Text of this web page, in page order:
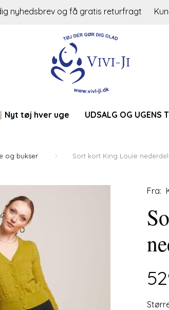
nyhedsbrev og få gratis returfragt
Nyt tøj hver uge UDSALG OG UGENS
og bukser Sort kort King Louie nederdel
Fra: